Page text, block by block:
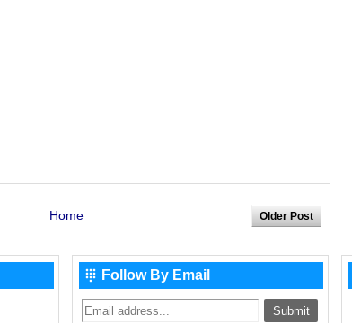
Older Post
Home
 Follow By Email